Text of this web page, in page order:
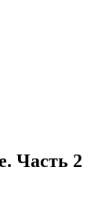
Часть 2